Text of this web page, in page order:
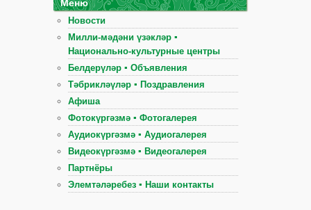
Меню
Новости
Милли-мәдәни үзәкләр ▪
Национально-культурные центры
Белдерүләр ▪ Объявления
Тәбрикләүләр ▪ Поздравления
Афиша
Фотокүргәзмә ▪ Фотогалерея
Аудиокүргәзмә ▪ Аудиогалерея
Видеокүргәзмә ▪ Видеогалерея
Партнёры
Элемтәләребез ▪ Наши контакты